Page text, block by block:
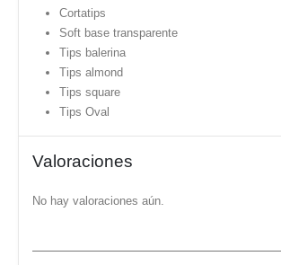
Cortatips
Soft base transparente
Tips balerina
Tips almond
Tips square
Tips Oval
Valoraciones
No hay valoraciones aún.